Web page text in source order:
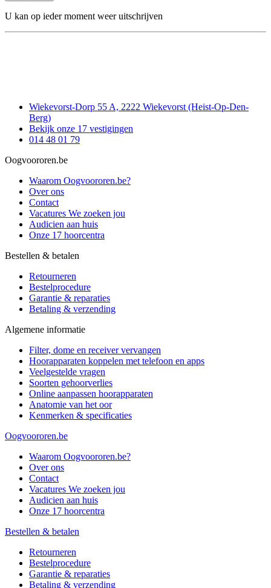
U kan op ieder moment weer uitschrijven
Wiekevorst-Dorp 55 A, 2222 Wiekevorst (Heist-Op-Den-
Berg)
Bekijk onze 17 vestigingen
014 48 01 79
Oogvoororen.be
Waarom Oogvoororen.be?
Over ons
Contact
Vacatures We zoeken jou
Audicien aan huis
Onze 17 hoorcentra
Bestellen & betalen
Retourneren
Bestelprocedure
Garantie & reparaties
Betaling & verzending
Algemene informatie
Filter, dome en receiver vervangen
Hoorapparaten koppelen met telefoon en apps
Veelgestelde vragen
Soorten gehoorverlies
Online aanpassen hoorapparaten
Anatomie van het oor
Kenmerken & specificaties
Oogvoororen.be
Waarom Oogvoororen.be?
Over ons
Contact
Vacatures We zoeken jou
Audicien aan huis
Onze 17 hoorcentra
Bestellen & betalen
Retourneren
Bestelprocedure
Garantie & reparaties
Betaling & verzending